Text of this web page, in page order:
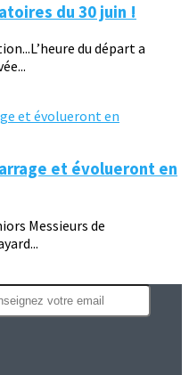
du 30 juin !
du départ a
et évolueront en
Messieurs de